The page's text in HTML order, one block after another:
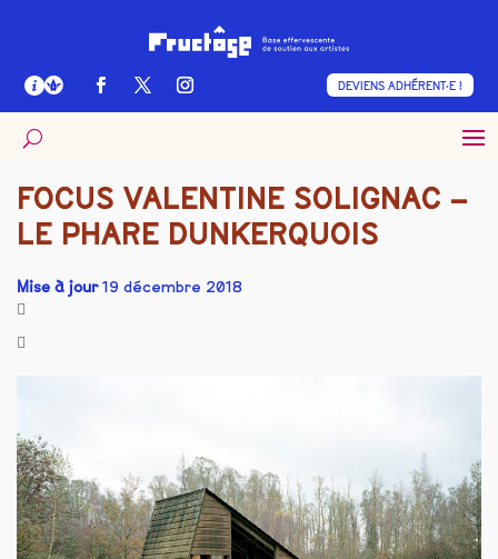
DEVIENS ADHÉRENT·E !
FOCUS VALENTINE SOLIGNAC –
LE PHARE DUNKERQUOIS
Mise à jour19 décembre 2018